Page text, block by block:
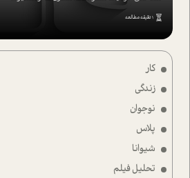
کار
زندگی
نوجوان
پلاس
شیوانا
تحلیل فیلم
1 دقیقه مطالعه